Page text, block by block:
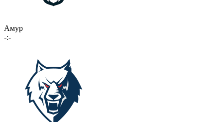
Амур
-:-